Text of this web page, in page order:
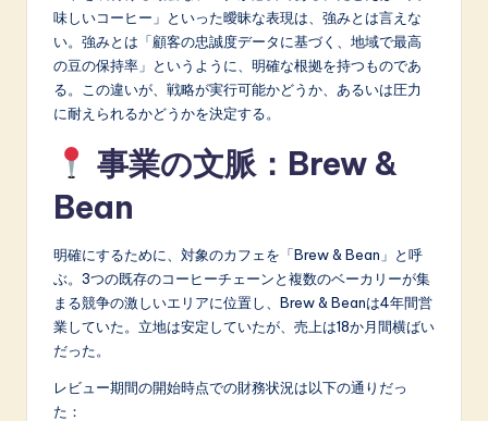
ti味しいコーヒー」といった曖昧な表現は、強みとは言えな
い。強みとは「顧客の忠誠度データに基づく、地域で最高
の豆の保持率」というように、明確な根拠を持つものであ
る。この違いが、戦略が実行可能かどうか、あるいは圧力
に耐えられるかどうかを決定する。
事業の文脈：Brew &
Bean
明確にするために、対象のカフェを「Brew & Bean」と呼
ぶ。3つの既存のコーヒーチェーンと複数のベーカリーが集
まる競争の激しいエリアに位置し、Brew & Beanは4年間営
業していた。立地は安定していたが、売上は18か月間横ばい
だった。
レビュー期間の開始時点での財務状況は以下の通りだっ
た：